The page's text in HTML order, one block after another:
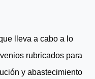
lleva a cabo a lo
rubricados para
y abastecimiento